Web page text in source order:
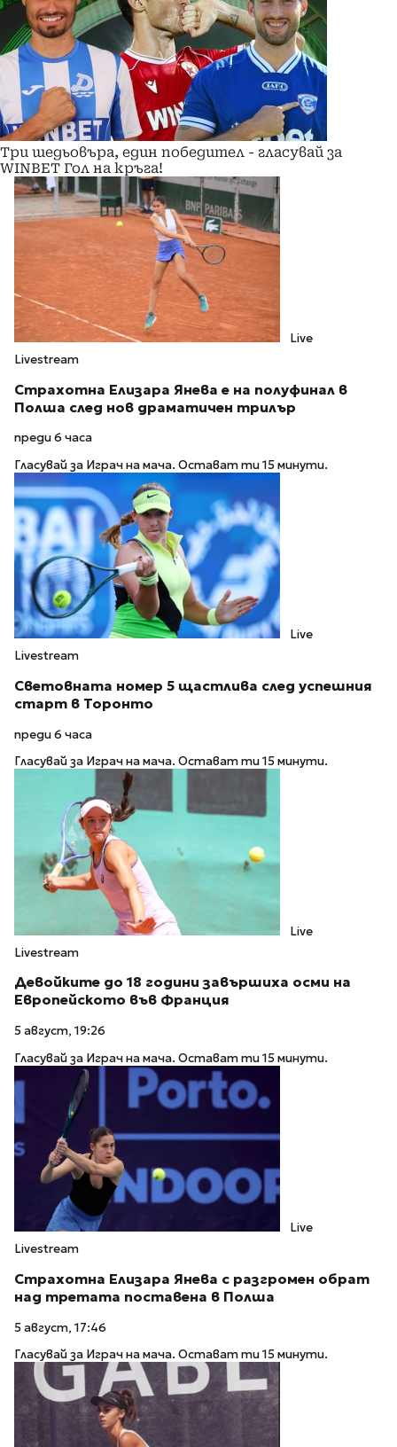
Три шедьовъра, един победител - гласувай за
WINBET Гол на кръга!
Live
Livestream
Страхотна Елизара Янева е на полуфинал в
Полша след нов драматичен трилър
преди 6 часа
Гласувай за Играч на мача. Остават ти 15 минути.
Live
Livestream
Световната номер 5 щастлива след успешния
старт в Торонто
преди 6 часа
Гласувай за Играч на мача. Остават ти 15 минути.
Live
Livestream
Девойките до 18 години завършиха осми на
Европейското във Франция
5 август, 19:26
Гласувай за Играч на мача. Остават ти 15 минути.
Live
Livestream
Страхотна Елизара Янева с разгромен обрат
над третата поставена в Полша
5 август, 17:46
Гласувай за Играч на мача. Остават ти 15 минути.